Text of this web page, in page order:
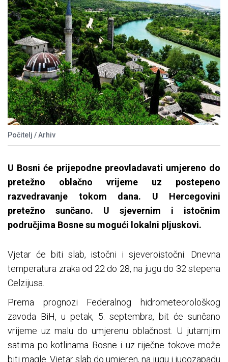
Počitelj / Arhiv
U Bosniće prijepodne preovladavati umjereno do
pretežno oblačno vrijeme uz postepeno
razvedravanje tokom dana. U Hercegovini
pretežno sunčano. U sjevernim i istočnim
područjima Bosne su mogući lokalni pljuskovi.
Vjetar će biti slab, istočni i sjeveroistočni. Dnevna
temperatura zraka od 22 do 28, na jugu do 32 stepena
Celzijusa.
Prema prognozi Federalnog hidrometeorološkog
zavoda BiH, u petak, 5. septembra, bit će sunčano
vrijeme uz malu do umjerenu oblačnost. U jutarnjim
satima po kotlinama Bosne i uz riječne tokove može
biti magle. Vjetar slab do umjeren, na jugu i jugozapadu